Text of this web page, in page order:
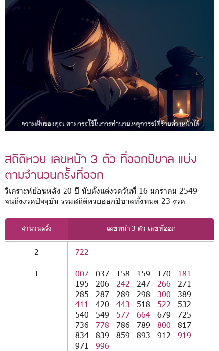
สถิติหวย เลขหน้า 3 ตัว ที่ออกปีขาล แบ่ง
ตามจำนวนครั้งที่ออก
วิเคราะห์ย้อนหลัง 20 ปี นับตั้งแต่งวดวันที่ 16 มกราคม 2549
จนถึงงวดปัจจุบัน รวมสถิติหวยออกปีขาลทั้งหมด 23 งวด
จำนวนครั้ง เลขหน้า 3 ตัว เลขที่ออก
2 722
1 007 037 158 159 170
181
195
206 242 247 266
271
285
287 289 298 300
389
411
420 443 518 522
532
540
549 577 664 679
725
736
778 786 789 800
817
834
839 859 893 912
919
971
996